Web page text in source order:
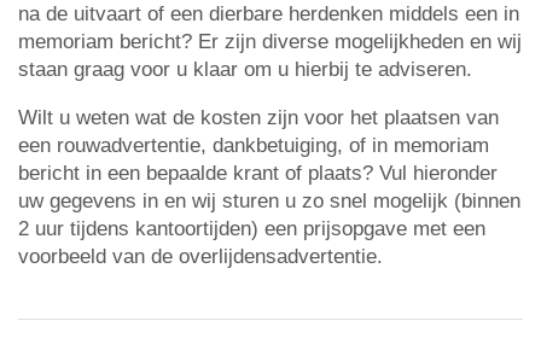
na de uitvaart of een dierbare herdenken middels een in
memoriam bericht? Er zijn diverse mogelijkheden en wij
staan graag voor u klaar om u hierbij te adviseren.
Wilt u weten wat de kosten zijn voor het plaatsen van
een rouwadvertentie, dankbetuiging, of in memoriam
bericht in een bepaalde krant of plaats? Vul hieronder
uw gegevens in en wij sturen u zo snel mogelijk (binnen
2 uur tijdens kantoortijden) een prijsopgave met een
voorbeeld van de overlijdensadvertentie.